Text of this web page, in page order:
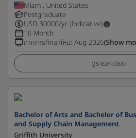
Miami, United States
Postgraduate
USD 30000/yr (Indicative)
10 Month
ภาคการศึกษาใหม่:Aug 2026(Show
ดูรายละเอียด
Bachelor of Arts and Bachelor of
and Supply Chain Management
Griffith University